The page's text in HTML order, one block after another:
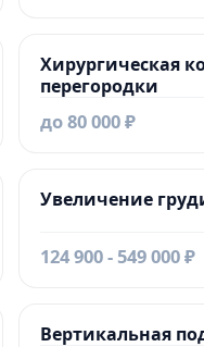
Хирургическая
перегородки
до 80 000 ₽
Увеличение
124 900 - 549 000 ₽
Вертикальная